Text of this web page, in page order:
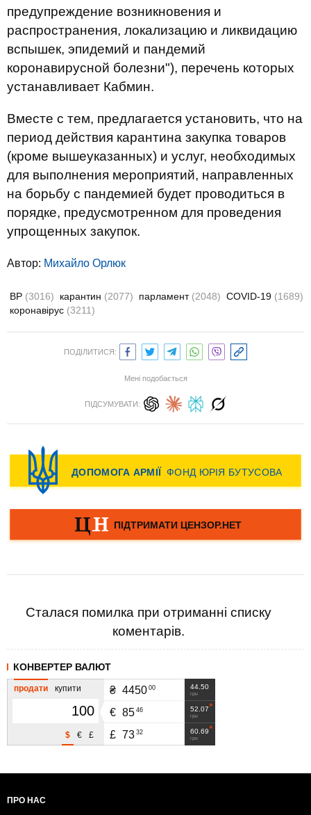
предупреждение возникновения и
распространения, локализацию и ликвидацию
вспышек, эпидемий и пандемий
коронавирусной болезни"), перечень которых
устанавливает Кабмин.
Вместе с тем, предлагается установить, что на
период действия карантина закупка товаров
(кроме вышеуказанных) и услуг, необходимых
для выполнения мероприятий, направленных
на борьбу с пандемией будет проводиться в
порядке, предусмотренном для проведения
упрощенных закупок.
Автор: Михайло Орлюк
ВР (3016) карантин (2077) парламент (2048) COVID-19 (1689)
коронавірус (3211)
ПОДІЛИТИСЯ:
Мені подобається
ПІДСУМУВАТИ:
Сталася помилка при отриманні списку
коментарів.
КОНВЕРТЕР ВАЛЮТ
продати купити
£
€
$
44.50
грн
₴ 4450 00
52.07
грн
€ 85 46
60.69
грн
£ 73 32
ПРО НАС